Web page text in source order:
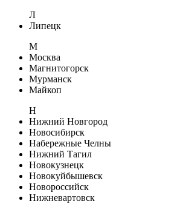
Л
Липецк
М
Москва
Магнитогорск
Мурманск
Майкоп
Н
Нижний Новгород
Новосибирск
Набережные Челны
Нижний Тагил
Новокузнецк
Новокуйбышевск
Новороссийск
Нижневартовск